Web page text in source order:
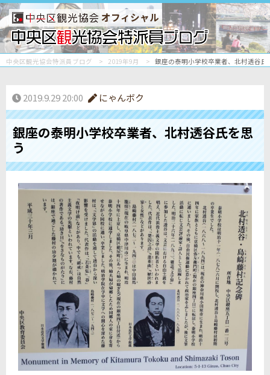
オフィシャル
中央区観光協会特派員ブログ 2019年9月 銀座の泰明小学校卒業者、北村透谷氏
2019.9.29 20:00 にゃんボク
銀座の泰明小学校卒業者、北村透谷氏を思
う